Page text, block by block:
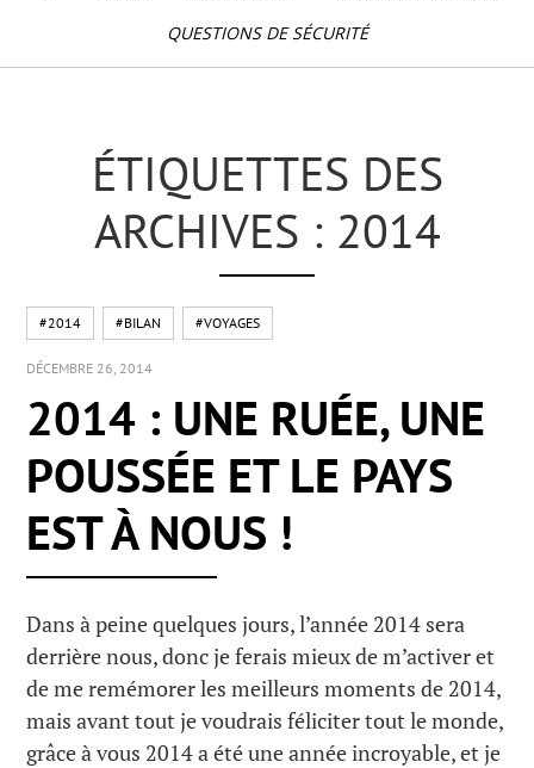
QUESTIONS DE SÉCURITÉ
ÉTIQUETTES DES
ARCHIVES : 2014
#2014 #BILAN #VOYAGES
DÉCEMBRE 26, 2014
2014 : UNE RUÉE, UNE
POUSSÉE ET LE PAYS
EST À NOUS !
Dans à peine quelques jours, l’année 2014 sera
derrière nous, donc je ferais mieux de m’activer et
de me remémorer les meilleurs moments de 2014,
mais avant tout je voudrais féliciter tout le monde,
grâce à vous 2014 a été une année incroyable, et je